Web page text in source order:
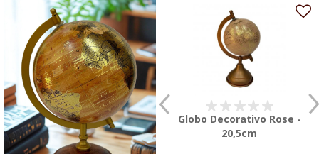
Globo Decorativo Rose -
20,5cm
Globo Decorativo Bege c/
Base de Madeira - 21,5cm